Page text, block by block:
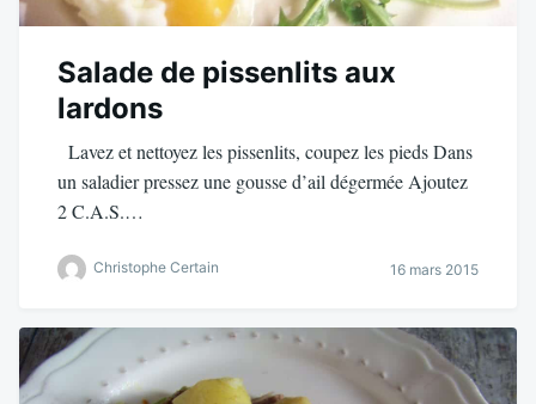
Salade de pissenlits aux
lardons
Lavez et nettoyez les pissenlits, coupez les pieds Dans
un saladier pressez une gousse d’ail dégermée Ajoutez
2 C.A.S.…
Christophe Certain 16 mars 2015